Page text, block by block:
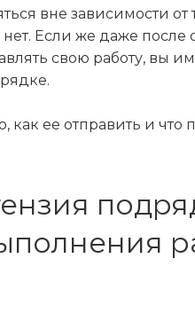
вне зависимости от
Если же даже после
свою работу, вы
ее отправить и что